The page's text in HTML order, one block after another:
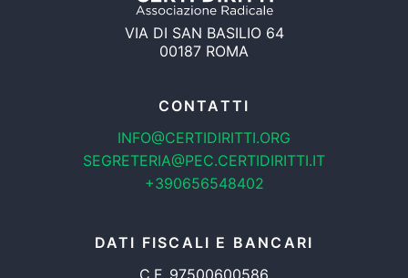
VIA DI SAN BASILIO 64
00187 ROMA
CONTATTI
INFO@CERTIDIRITTI.ORG
SEGRETERIA@PEC.CERTIDIRITTI.IT
+390656548402
DATI FISCALI E BANCARI
C.F. 97500600586